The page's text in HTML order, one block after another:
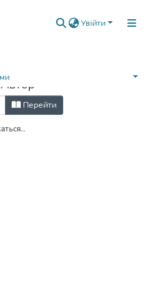
Увійти
за автором
Перейти